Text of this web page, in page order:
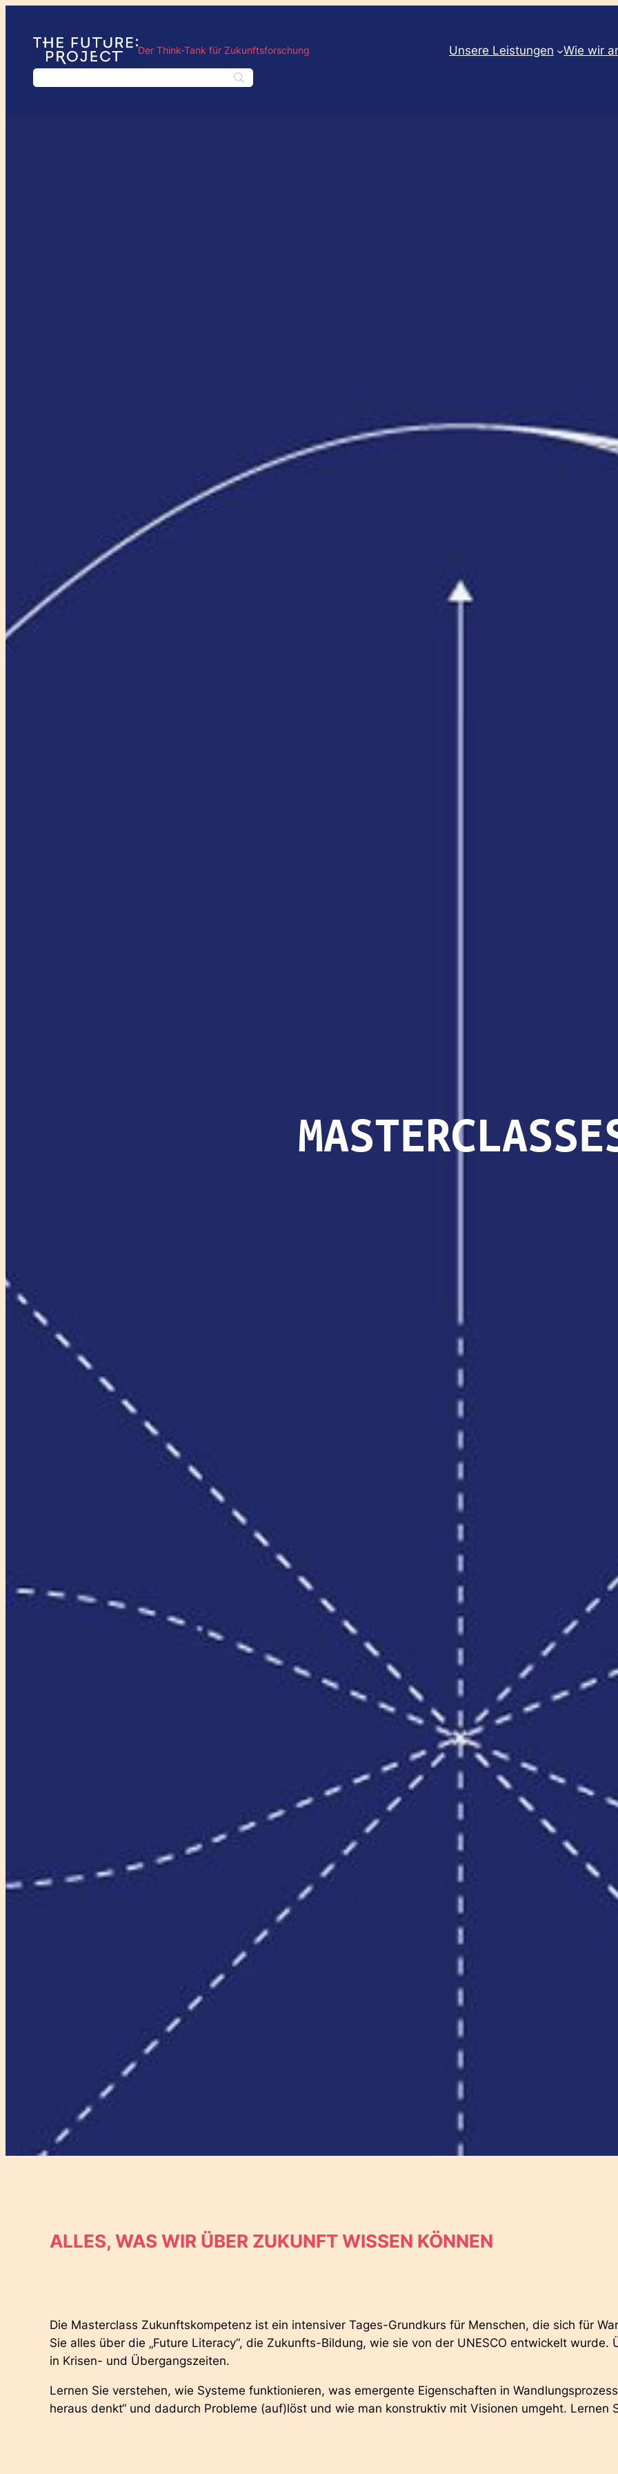
Der Think-Tank für Zukunftsforschung Unsere Leistungen Wie wir
ALLES, WAS WIR ÜBER ZUKUNFT WISSEN KÖNNEN
Die Masterclass Zukunftskompetenz ist ein intensiver Tages-Grundkurs für Menschen, die sich für
Sie alles über die „Future Literacy“, die Zukunfts-Bildung, wie sie von der UNESCO entwickelt
in Krisen- und Übergangszeiten.
Lernen Sie verstehen, wie Systeme funktionieren, was emergente Eigenschaften in
heraus denkt“ und dadurch Probleme (auf)löst und wie man konstruktiv mit Visionen umgeht. Lernen